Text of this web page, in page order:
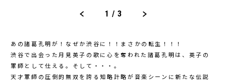
1 / 3
あの諸葛孔明が！なぜか渋谷に！！まさかの転生！！！
渋谷で出会った月見英子の歌に心を奪われた諸葛孔明は、英子の
軍師として仕える。そして・・・。
天才軍師の圧倒的無双を誇る知略計略が音楽シーンに新たな伝説